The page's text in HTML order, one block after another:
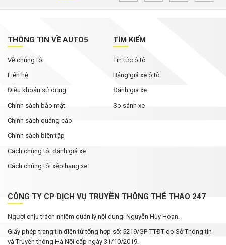
THÔNG TIN VỀ AUTO5
Về chúng tôi
Liên hệ
Điều khoản sử dụng
Chính sách bảo mật
Chính sách quảng cáo
Chính sách biên tập
Cách chúng tôi đánh giá xe
Cách chúng tôi xếp hạng xe
TÌM KIẾM
Tin tức ô tô
Bảng giá xe ô tô
Đánh gia xe
So sánh xe
CÔNG TY CP DỊCH VỤ TRUYỀN THÔNG THỂ THAO 247
Người chịu trách nhiệm quản lý nội dung: Nguyễn Huy Hoàn.
Giấy phép trang tin điện tử tổng hợp số: 5219/GP-TTĐT do Sở Thông tin
và Truyền thông Hà Nội cấp ngày 31/10/2019.